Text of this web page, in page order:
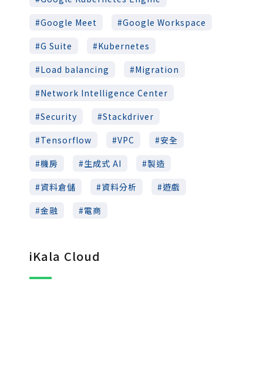
Google Meet
Google Workspace
G Suite
Kubernetes
Load balancing
Migration
Network Intelligence Center
Security
Stackdriver
Tensorflow
VPC
安全
機房
生成式 AI
製造
資料倉儲
資料分析
遊戲
金融
電商
iKala Cloud